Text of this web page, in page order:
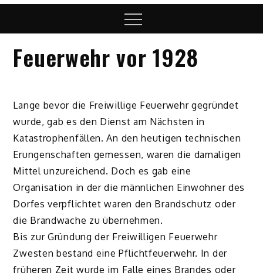
Menu
Feuerwehr vor 1928
Lange bevor die Freiwillige Feuerwehr gegründet
wurde, gab es den Dienst am Nächsten in
Katastrophenfällen. An den heutigen technischen
Erungenschaften gemessen, waren die damaligen
Mittel unzureichend. Doch es gab eine
Organisation in der die männlichen Einwohner des
Dorfes verpflichtet waren den Brandschutz oder
die Brandwache zu übernehmen.
Bis zur Gründung der Freiwilligen Feuerwehr
Zwesten bestand eine Pflichtfeuerwehr. In der
früheren Zeit wurde im Falle eines Brandes oder